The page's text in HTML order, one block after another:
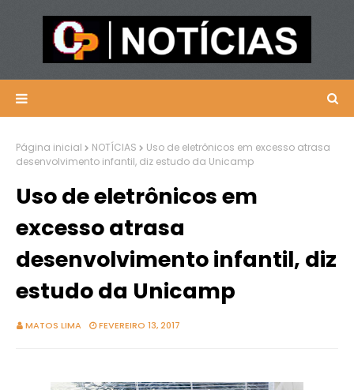
Página inicial NOTÍCIAS
Uso de eletrônicos em excesso atrasa
desenvolvimento infantil, diz estudo da Unicamp
Uso de eletrônicos em
excesso atrasa
desenvolvimento infantil, diz
estudo da Unicamp
MATOS LIMA FEVEREIRO 13, 2017